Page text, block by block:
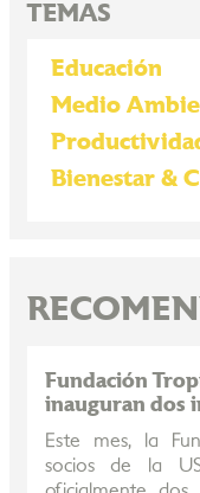
TEMAS
Educación
Medio
Bienestar &
Fundación
inauguran dos
Este mes, la
socios de la